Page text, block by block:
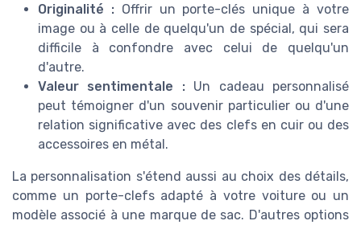
Originalité :Offrir un porte-clés unique à votre
image ou à celle de quelqu'un de spécial, qui sera
difficile à confondre avec celui de quelqu'un
d'autre.
Valeur sentimentale :Un cadeau personnalisé
peut témoigner d'un souvenir particulier ou d'une
relation significative avec des clefs en cuir ou des
accessoires en métal.
La personnalisation s'étend aussi au choix des détails,
comme un porte-clefs adapté à votre voiture ou un
modèle associé à une marque de sac. D'autres options